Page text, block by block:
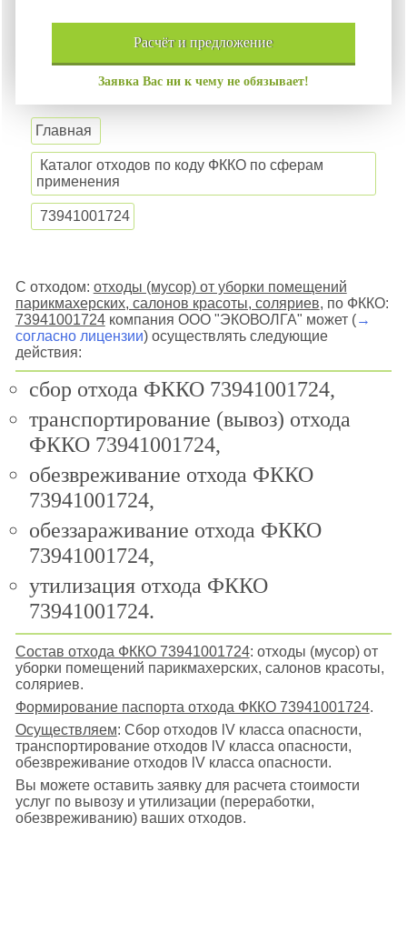
расчёт ипредложение
Заявка Вас ни к чему не обязывает!
Главная
Каталог отходов по коду ФККО по сферам
применения
73941001724
С отходом: отходы (мусор) от уборки помещений
парикмахерских, салонов красоты, соляриев, по ФККО:
73941001724компания ООО "ЭКОВОЛГА" может (→
согласно лицензии) осуществлять следующие
действия:
сбор отхода ФККО 73941001724,
транспортирование (вывоз) отхода
ФККО 73941001724,
обезвреживание отхода ФККО
73941001724,
обеззараживание отхода ФККО
73941001724,
утилизация отхода ФККО
73941001724.
Состав отхода ФККО 73941001724: отходы (мусор) от
уборки помещений парикмахерских, салонов красоты,
соляриев.
Формирование паспорта отхода ФККО 73941001724.
Осуществляем: Сбор отходов lV класса опасности,
транспортирование отходов lV класса опасности,
обезвреживание отходов lV класса опасности.
Вы можете оставить заявку для расчета стоимости
услуг по вывозу и утилизации (переработки,
обезвреживанию) ваших отходов.